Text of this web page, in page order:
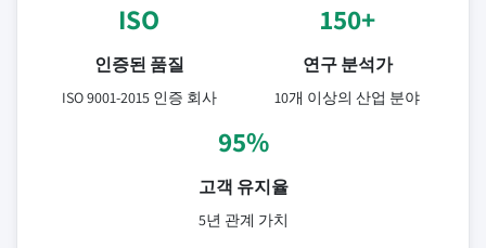
ISO
인증된 품질
ISO 9001-2015 인증 회사
150+
연구 분석가
10개 이상의 산업 분야
95%
고객 유지율
5년 관계 가치